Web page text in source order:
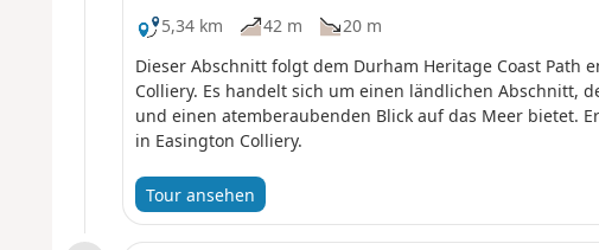
5,34 km 42 m
20 m
Dieser Abschnitt folgt dem Durham Heritage Coast Path
Colliery. Es handelt sich um einen ländlichen Abschnitt,
und einen atemberaubenden Blick auf das Meer bietet.
in Easington Colliery.
Tour ansehen